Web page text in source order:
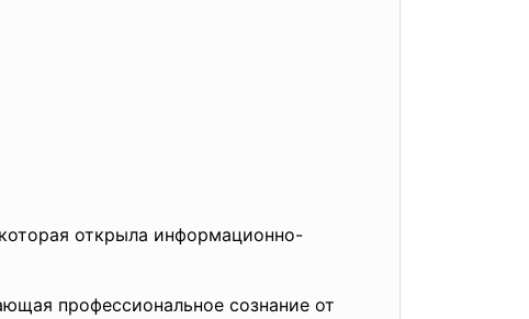
открыла информационно-
профессиональное сознание от